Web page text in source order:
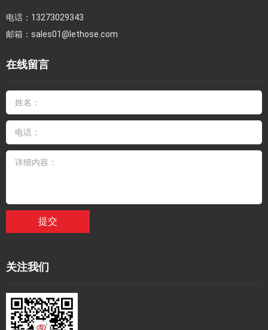
电话： 13273029343
邮箱： sales01@lethose.com
在线留言
提交
关注我们